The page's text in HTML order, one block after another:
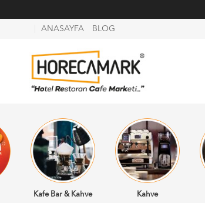
ANASAYFA BLOG
Kafe Bar & Kahve
Kahve